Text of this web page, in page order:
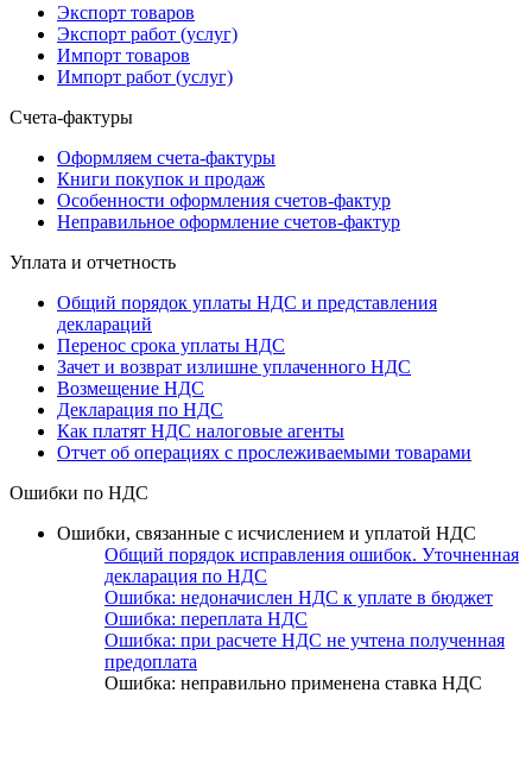
Экспорт товаров
Экспорт работ (услуг)
Импорт товаров
Импорт работ (услуг)
Счета-фактуры
Оформляем счета-фактуры
Книги покупок и продаж
Особенности оформления счетов-фактур
Неправильное оформление счетов-фактур
Уплата и отчетность
Общий порядок уплаты НДС и представления
деклараций
Перенос срока уплаты НДС
Зачет и возврат излишне уплаченного НДС
Возмещение НДС
Декларация по НДС
Как платят НДС налоговые агенты
Отчет об операциях с прослеживаемыми товарами
Ошибки по НДС
Ошибки, связанные с исчислением и уплатой НДС
Общий порядок исправления ошибок. Уточненная
декларация по НДС
Ошибка: недоначислен НДС к уплате в бюджет
Ошибка: переплата НДС
Ошибка: при расчете НДС не учтена полученная
предоплата
Ошибка: неправильно применена ставка НДС